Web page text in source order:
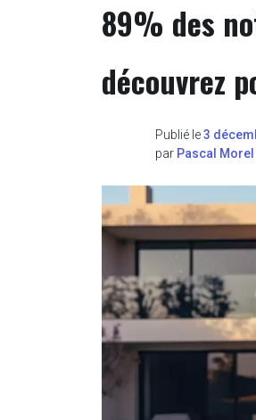
89% des
découvrez
Publié le3
par Pascal Morel